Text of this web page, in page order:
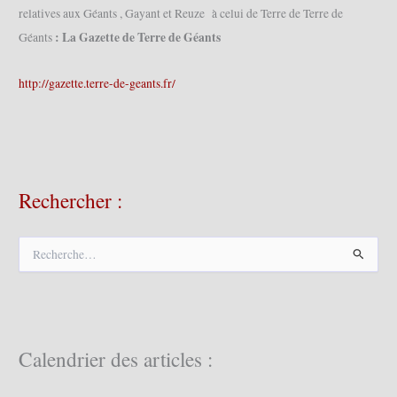
relatives aux Géants , Gayant et Reuze à celui de Terre de Terre de
Géants : La Gazette de Terre de Géants
http://gazette.terre-de-geants.fr/
Rechercher :
c
h
Calendrier des articles :